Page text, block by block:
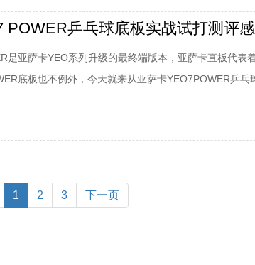
卡yeo7攻打的手感同
POWER乒乓球底板实战试打测评
是亚萨卡YEO系列升级的最终端版本，亚萨卡直板代表
底板也不例外，今天就来从亚萨卡YEO7POWER乒乓
底板实战试打测评结构：板身薄但重量不轻实测中亚萨卡
纤维板中这个厚度
1 2 3 下一页